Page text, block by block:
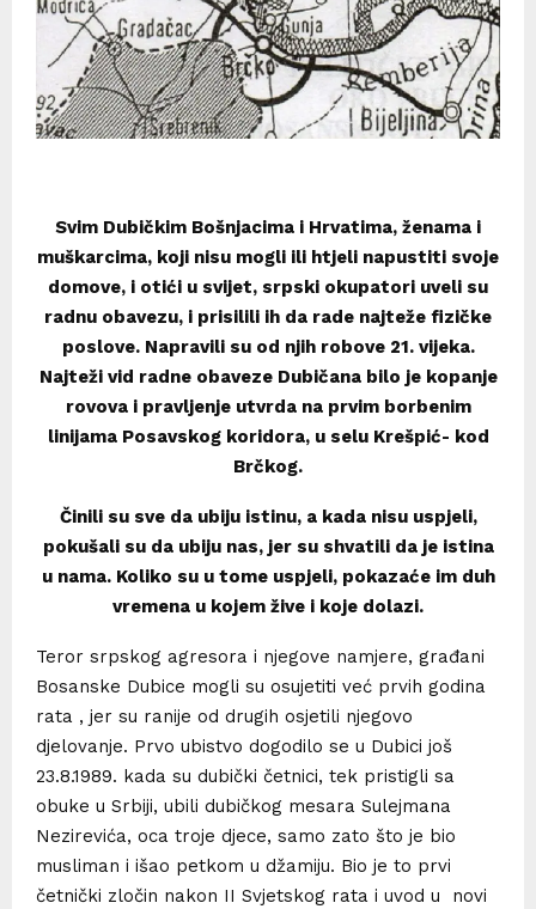
Svim Dubičkim Bošnjacima i Hrvatima, ženama i
muškarcima, koji nisu mogli ili htjeli napustiti svoje
domove, i otići u svijet, srpski okupatori uveli su
radnu obavezu, i prisilili ih da rade najteže fizičke
poslove. Napravili su od njih robove 21. vijeka.
Najteži vid radne obaveze Dubičana bilo je kopanje
rovova i pravljenje utvrda na prvim borbenim
linijama Posavskog koridora, u selu Krešpić- kod
Brčkog.
Činili su sve da ubiju istinu, a kada nisu uspjeli,
pokušali su da ubiju nas, jer su shvatili da je istina
u nama. Koliko su u tome uspjeli, pokazaće im duh
vremena u kojem žive i koje dolazi.
Teror srpskog agresora i njegove namjere, građani
Bosanske Dubice mogli su osujetiti već prvih godina
rata , jer su ranije od drugih osjetili njegovo
djelovanje. Prvo ubistvo dogodilo se u Dubici još
23.8.1989. kada su dubički četnici, tek pristigli sa
obuke u Srbiji, ubili dubičkog mesara Sulejmana
Nezirevića, oca troje djece, samo zato što je bio
musliman i išao petkom u džamiju. Bio je to prvi
četnički zločin nakon II Svjetskog rata i uvod u novi